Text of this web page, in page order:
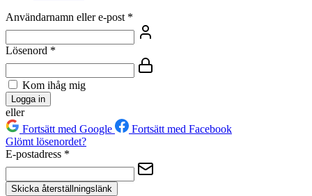
Användarnamn eller e-post *
Lösenord *
Kom ihåg mig
Logga in
eller
Fortsätt med Google
Fortsätt med Facebook
Glömt lösenordet?
E-postadress *
Skicka återställningslänk